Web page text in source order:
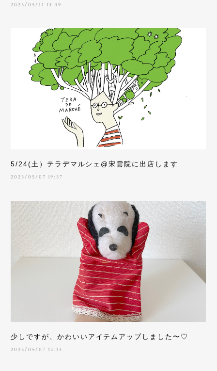
2025/05/11 13:39
5/24(土）テラデマルシェ@宋雲院に出店します
2025/05/07 19:57
少しですが、かわいいアイテムアップしました〜♡
2025/05/07 12:13